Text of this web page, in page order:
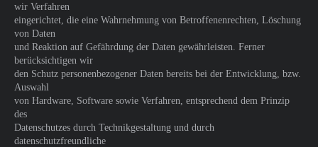
wir Verfahren
eingerichtet, die eine Wahrnehmung von Betroffenenrechten, Löschung
von Daten
und Reaktion auf Gefährdung der Daten gewährleisten. Ferner
berücksichtigen wir
den Schutz personenbezogener Daten bereits bei der Entwicklung, bzw.
Auswahl
von Hardware, Software sowie Verfahren, entsprechend dem Prinzip
des
Datenschutzes durch Technikgestaltung und durch
datenschutzfreundliche